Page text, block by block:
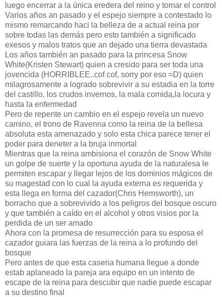
luego encerrar a la única eredera del reino y tomar el control
Varios años an pasado y el espejo siempre a contestado lo
mismo remarcando haci la belleza de a actual reina por
sobre todas las demás pero esto también a significado
exesos y malos tratos que an dejado una tierra devastada
Los años también an pasado para la princesa Snow
White(Kristen Stewart) quien a cresido para ser toda una
jovencida (HORRIBLEE..cof cof, sorry por eso =D) quien
milagrosamente a logrado sobrevivir a su estadia en la torre
del castillo, los crudos invernos, la mala comida,la locura y
hasta la enfermedad
Pero de repente un cambio en el espejo revela un nuevo
camino, el trono de Ravenna como la reina de la bellesa
absoluta esta amenazado y solo esta chica parece tener el
poder para deneter a la bruja inmortal
Mientras que la reina ambisiona el corazón de Snow White
un golpe de suerte y la oportuna ayuda de la naturalesa le
permiten escapar y llegar lejos de los dominios mágicos de
su magestad con lo cual la ayuda externa es requerida y
esta llega en forma del cazador(Chris Hemsworth), un
borracho que a sobrevivido a los peligros del bosque oscuro
y que también a caído en el alcohol y otros visios por la
perdida de un ser amado
Ahora con la promesa de resurrección para su esposa el
cazador guiara las fuerzas de la reina a lo profundo del
bosque
Pero antes de que esta caseria humana llegue a donde
estab aplaneado la pareja ara equipo en un intento de
escape de la reina para descubir que nadie puede escapar
a su destino final